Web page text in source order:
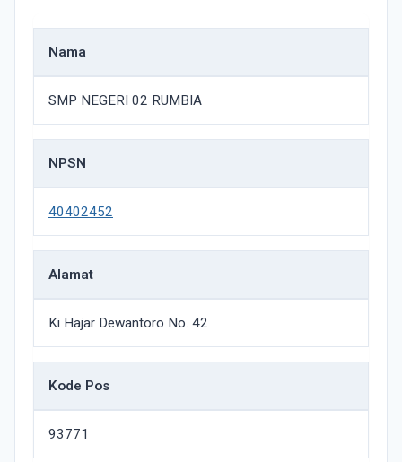
Nama
SMP NEGERI 02 RUMBIA
NPSN
40402452
Alamat
Ki Hajar Dewantoro No. 42
Kode Pos
93771